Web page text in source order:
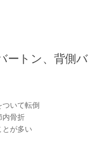
ートン、背側バ
ついて転倒
骨折
とが多い